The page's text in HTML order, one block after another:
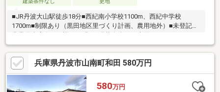
■JR丹波大山駅徒歩18分■西紀南小学校1100m、西紀中学校
1700m■制限あり（黒田地区里づくり計画、農用地外）■未登記の
兵庫県丹波市山南町和田 580万円
580万円